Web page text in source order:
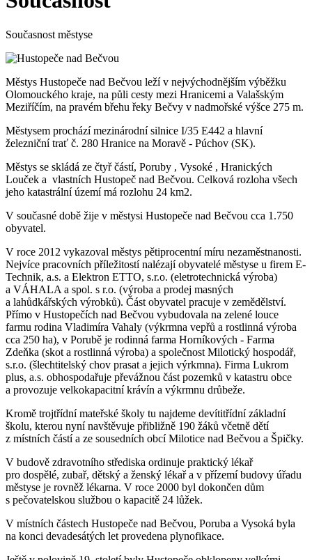
Současnost městyse
Městys Hustopeče nad Bečvou leží v nejvýchodnějším výběžku
Olomouckého kraje, na půli cesty mezi Hranicemi a Valašským
Meziříčím, na pravém břehu řeky Bečvy v nadmořské výšce 275 m.
Městysem prochází mezinárodní silnice I/35 E442 a hlavní
železniční trať č. 280 Hranice na Moravě - Púchov (SK).
Městys se skládá ze čtyř částí, Poruby , Vysoké , Hranických
Louček a vlastních Hustopeč nad Bečvou. Celková rozloha všech
jeho katastrální území má rozlohu 24 km2.
V současné době žije v městysi Hustopeče nad Bečvou cca 1.750
obyvatel.
V roce 2012 vykazoval městys pětiprocentní míru nezaměstnanosti.
Nejvíce pracovních příležitostí nalézají obyvatelé městyse u firem E-
Technik, a.s. a Elektron ETTO, s.r.o. (eletrotechnická výroba)
a VÁHALA a spol. s r.o. (výroba a prodej masných
a lahůdkářských výrobků). Část obyvatel pracuje v zemědělství.
Přímo v Hustopečích nad Bečvou vybudovala na zelené louce
farmu rodina Vladimíra Vahaly (výkrmna vepřů a rostlinná výroba
cca 250 ha), v Porubě je rodinná farma Horníkových - Farma
Zdeňka (skot a rostlinná výroba) a společnost Milotický hospodář,
s.r.o. (šlechtitelský chov prasat a jejich výrkmna). Firma Lukrom
plus, a.s. obhospodařuje převážnou část pozemků v katastru obce
a provozuje velkokapacitní krávín a výkrmnu drůbeže.
Kromě trojtřídní mateřské školy tu najdeme devítitřídní základní
školu, kterou nyní navštěvuje přibližně 190 žáků včetně dětí
z místních částí a ze sousedních obcí Milotice nad Bečvou a Špičky.
V budově zdravotního střediska ordinuje praktický lékař
pro dospělé, zubař, dětský a ženský lékař a v přízemí budovy úřadu
městyse je rovněž lékarna. V roce 2000 byl dokončen dům
s pečovatelskou službou o kapacitě 24 lůžek.
V místních částech Hustopeče nad Bečvou, Poruba a Vysoká byla
na konci devadesátých let provedena plynofikace.